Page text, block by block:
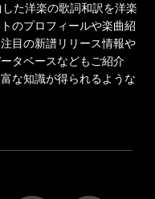
た洋楽の歌詞和訳を洋楽
のプロフィールや楽曲紹
目の新譜リリース情報や
タベースなどもご紹介
な知識が得られるような